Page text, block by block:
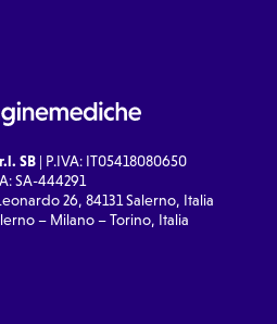
SB| P.IVA: IT05418080650
SA-444291
26, 84131 Salerno, Italia
– Milano – Torino, Italia